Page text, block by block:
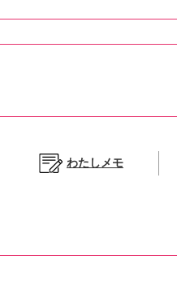
わたしメモ